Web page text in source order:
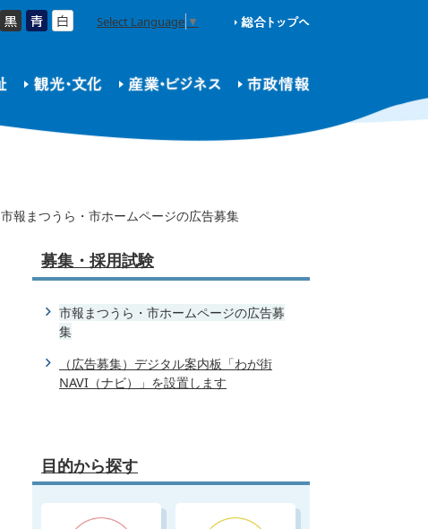
Select Language ▼
市報まつうら・市ホームページの広告募集
募集・採用試験
市報まつうら・市ホームページの広告募
集
（広告募集）デジタル案内板「わが街
NAVI（ナビ）」を設置します
目的から探す